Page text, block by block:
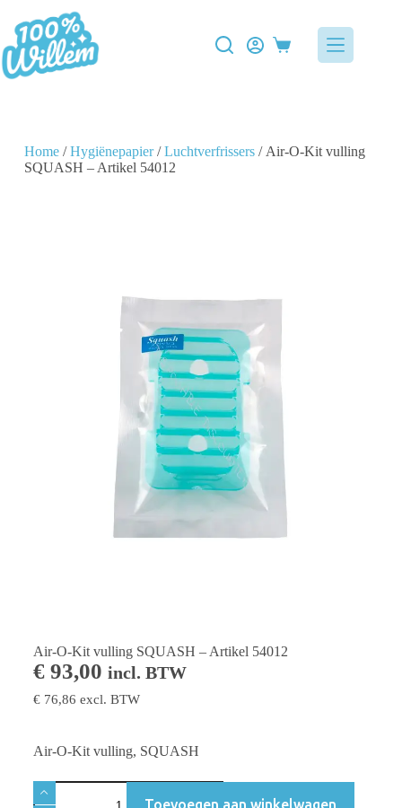
Home/Hygiënepapier/Luchtverfrissers/ Air-O-Kit vulling
SQUASH – Artikel 54012
Air-O-Kit vulling SQUASH – Artikel 54012
€93,00 incl. BTW
€76,86 excl. BTW
Air-O-Kit vulling, SQUASH
Toevoegen aan winkelwagen